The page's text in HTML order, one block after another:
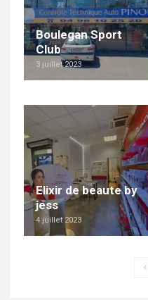
Boulegan Sport
Club
3 juillet 2023
Elixir de beaute by
jess
4 juillet 2023